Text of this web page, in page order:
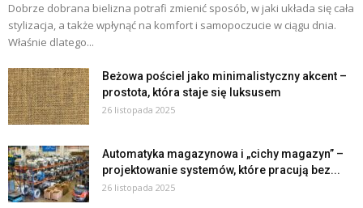
Dobrze dobrana bielizna potrafi zmienić sposób, w jaki układa się cała
stylizacja, a także wpłynąć na komfort i samopoczucie w ciągu dnia.
Właśnie dlatego...
Beżowa pościel jako minimalistyczny akcent –
prostota, która staje się luksusem
26 listopada 2025
Automatyka magazynowa i „cichy magazyn” –
projektowanie systemów, które pracują bez...
26 listopada 2025